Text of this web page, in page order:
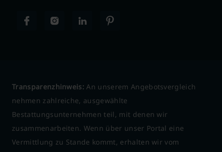
Transparenzhinweis: An unserem Angebotsvergleich
nehmen zahlreiche, ausgewählte
Bestattungsunternehmen teil, mit denen wir
zusammenarbeiten. Wenn über unser Portal eine
Vermittlung zu Stande kommt, erhalten wir vom